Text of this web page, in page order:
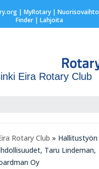
| MyRotary | Nuorisovaihto
Finder| Lahjoita
Eira Rotary Club
Rotary Club » Hallitustyön
Taru Lindeman,
Oy